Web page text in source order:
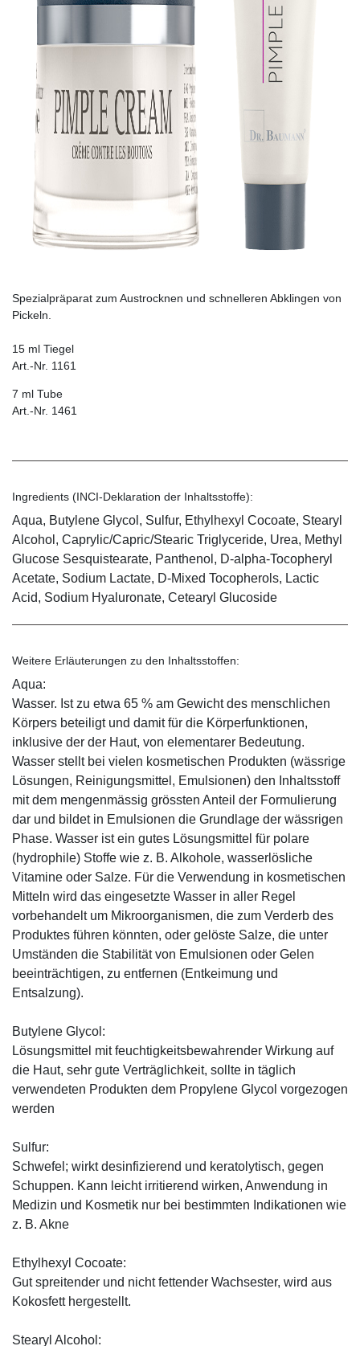
Spezialpräparat zum Austrocknen und schnelleren Abklingen von
Pickeln.
15 ml Tiegel
Art.-Nr. 1161
7 ml Tube
Art.-Nr. 1461
Ingredients (INCI-Deklaration der Inhaltsstoffe):
Aqua, Butylene Glycol, Sulfur, Ethylhexyl Cocoate, Stearyl
Alcohol, Caprylic/Capric/Stearic Triglyceride, Urea, Methyl
Glucose Sesquistearate, Panthenol, D-alpha-Tocopheryl
Acetate, Sodium Lactate, D-Mixed Tocopherols, Lactic
Acid, Sodium Hyaluronate, Cetearyl Glucoside
Weitere Erläuterungen zu den Inhaltsstoffen:
Aqua:
Wasser. Ist zu etwa 65 % am Gewicht des menschlichen
Körpers beteiligt und damit für die Körperfunktionen,
inklusive der der Haut, von elementarer Bedeutung.
Wasser stellt bei vielen kosmetischen Produkten (wässrige
Lösungen, Reinigungsmittel, Emulsionen) den Inhaltsstoff
mit dem mengenmässig grössten Anteil der Formulierung
dar und bildet in Emulsionen die Grundlage der wässrigen
Phase. Wasser ist ein gutes Lösungsmittel für polare
(hydrophile) Stoffe wie z. B. Alkohole, wasserlösliche
Vitamine oder Salze. Für die Verwendung in kosmetischen
Mitteln wird das eingesetzte Wasser in aller Regel
vorbehandelt um Mikroorganismen, die zum Verderb des
Produktes führen könnten, oder gelöste Salze, die unter
Umständen die Stabilität von Emulsionen oder Gelen
beeinträchtigen, zu entfernen (Entkeimung und
Entsalzung).
Butylene Glycol:
Lösungsmittel mit feuchtigkeitsbewahrender Wirkung auf
die Haut, sehr gute Verträglichkeit, sollte in täglich
verwendeten Produkten dem Propylene Glycol vorgezogen
werden
Sulfur:
Schwefel; wirkt desinfizierend und keratolytisch, gegen
Schuppen. Kann leicht irritierend wirken, Anwendung in
Medizin und Kosmetik nur bei bestimmten Indikationen wie
z. B. Akne
Ethylhexyl Cocoate:
Gut spreitender und nicht fettender Wachsester, wird aus
Kokosfett hergestellt.
Stearyl Alcohol: